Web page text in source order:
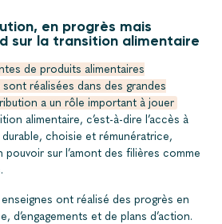
en progrès mais
sur la transition alimentaire
de produits alimentaires
réalisées dans des grandes
a un rôle important à jouer
alimentaire, c’est-à-dire l’accès à
choisie et rémunératrice,
sur l’amont des filières comme
ont réalisé des progrès en
d’engagements et de plans d’action.